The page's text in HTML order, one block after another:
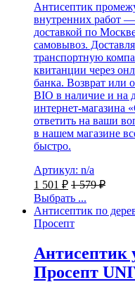
Антисептик
внутренних работ
доставкой по
самовывоз.
транспортную
квитанции через
банка. Возврат или
BIO в наличие и на
интернет-
ответить на ваши
в нашем магазине
быстро.
Артикул: n/a
1 501 ₽ 1 579₽
Выбрать ...
Антисептик по
Просепт
Просепт